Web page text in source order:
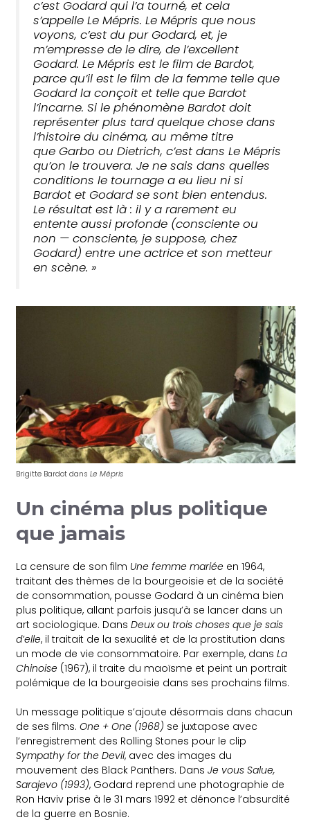
c’est Godard qui l’a tourné, et cela
s’appelleLe Mépris.Le Mépris que nous
voyons, c’est du pur Godard, et, je
m’empresse de le dire, de l’excellent
Godard.Le Mépris est le film de Bardot,
parce qu’il est le film de la femme telle que
Godard la conçoit et telle que Bardot
l’incarne. Si le phénomène Bardot doit
représenter plus tard quelque chose dans
l’histoire du cinéma, au même titre
que Garbo ou Dietrich, c’est dansLe Mépris
qu’on le trouvera. Je ne sais dans quelles
conditions le tournage a eu lieu ni si
Bardot et Godard se sont bien entendus.
Le résultat est là : il y a rarement eu
entente aussi profonde (consciente ou
non — consciente, je suppose, chez
Godard) entre une actrice et son metteur
en scène. »
Brigitte Bardot dansLe Mépris
Un cinéma plus politique
que jamais
La censure de son film Une femme mariée en 1964,
traitant des thèmes de la bourgeoisie et de la société
de consommation, pousse Godard à un cinéma bien
plus politique, allant parfois jusqu’à se lancer dans un
art sociologique. DansDeux ou trois choses que je sais
d’elle, il traitait de la sexualité et de la prostitution dans
un mode de vie consommatoire. Par exemple, dansLa
Chinoise (1967), il traite du maoïsme et peint un portrait
polémique de la bourgeoisie dans ses prochains films.
Un message politique s’ajoute désormais dans chacun
de ses films.One + One (1968) se juxtapose avec
l’enregistrement des Rolling Stones pour le clip
Sympathy for the Devil, avec des images du
mouvement des Black Panthers. DansJe vous Salue,
Sarajevo (1993), Godard reprend une photographie de
Ron Haviv prise à le 31 mars 1992 et dénonce l’absurdité
de la guerre en Bosnie.